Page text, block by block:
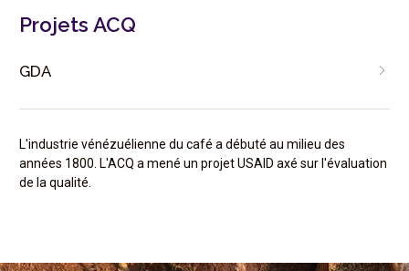
Projets ACQ
GDA
L'industrie vénézuélienne du café a débuté au milieu des
années 1800. L'ACQ a mené un projet USAID axé sur l'évaluation
de la qualité.